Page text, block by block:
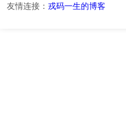
友情连接： 戎码一生的博客